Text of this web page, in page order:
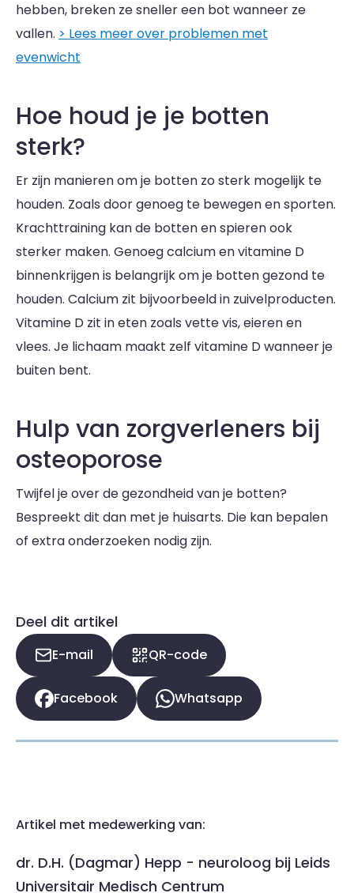
hebben, breken ze sneller een bot wanneer ze
vallen. > Lees meer over problemen met
evenwicht
Hoe houd je je botten
sterk?
Er zijn manieren om je botten zo sterk mogelijk te
houden. Zoals door genoeg te bewegen en sporten.
Krachttraining kan de botten en spieren ook
sterker maken. Genoeg calcium en vitamine D
binnenkrijgen is belangrijk om je botten gezond te
houden. Calcium zit bijvoorbeeld in zuivelproducten.
Vitamine D zit in eten zoals vette vis, eieren en
vlees. Je lichaam maakt zelf vitamine D wanneer je
buiten bent.
Hulp van zorgverleners bij
osteoporose
Twijfel je over de gezondheid van je botten?
Bespreekt dit dan met je huisarts. Die kan bepalen
of extra onderzoeken nodig zijn.
Deel dit artikel
E-mail QR-code
Facebook Whatsapp
Artikel met medewerking van:
dr. D.H. (Dagmar) Hepp - neuroloog bij Leids
Universitair Medisch Centrum